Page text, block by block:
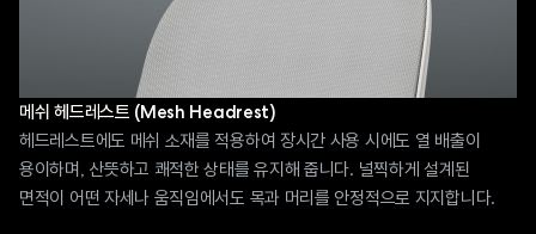
메쉬 헤드레스트 (Mesh Headrest)
헤드레스트에도 메쉬 소재를 적용하여 장시간 사용 시에도 열 배출이
용이하며, 산뜻하고 쾌적한 상태를 유지해 줍니다. 널찍하게 설계된
면적이 어떤 자세나 움직임에서도 목과 머리를 안정적으로 지지합니다.